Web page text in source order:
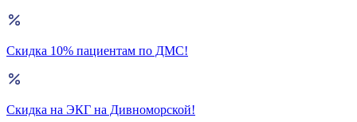
Скидка 10% пациентам по ДМС!
Скидка на ЭКГ на Дивноморской!